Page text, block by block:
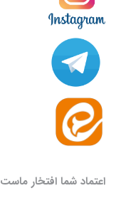
اعتماد شما افتخار ماست